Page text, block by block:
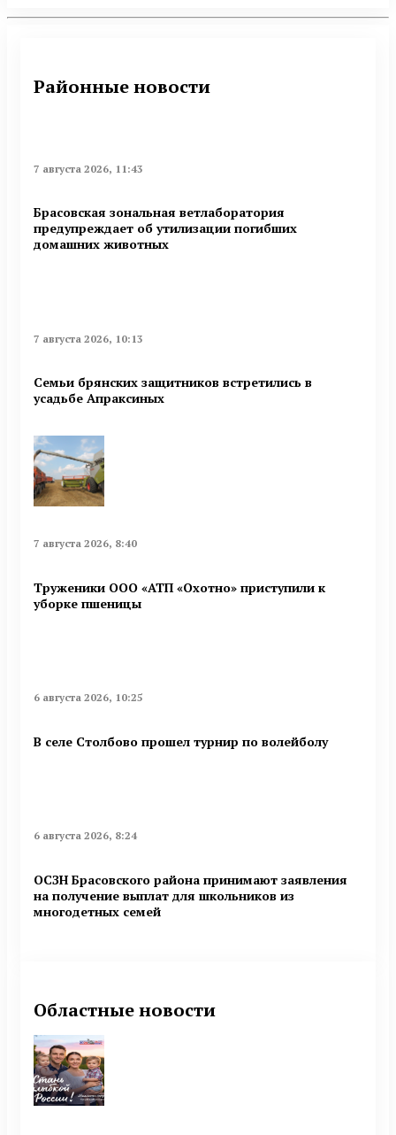
Районные новости
7 августа 2026, 11:43
Брасовская зональная ветлаборатория
предупреждает об утилизации погибших
домашних животных
7 августа 2026, 10:13
Семьи брянских защитников встретились в
усадьбе Апраксиных
7 августа 2026, 8:40
Труженики ООО «АТП «Охотно» приступили к
уборке пшеницы
6 августа 2026, 10:25
В селе Столбово прошел турнир по волейболу
6 августа 2026, 8:24
ОСЗН Брасовского района принимают заявления
на получение выплат для школьников из
многодетных семей
Областные новости